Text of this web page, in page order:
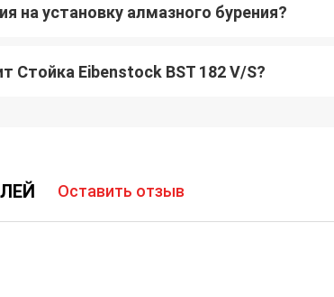
на установку алмазного бурения?
Стойка Eibenstock BST 182 V/S?
Оставить отзыв